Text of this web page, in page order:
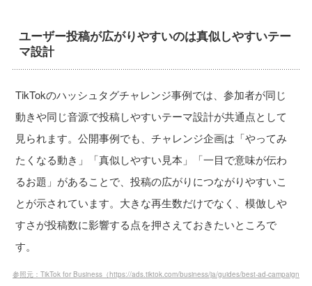
ユーザー投稿が広がりやすいのは真似しやすいテー
マ設計
TikTokのハッシュタグチャレンジ事例では、参加者が同じ
動きや同じ音源で投稿しやすいテーマ設計が共通点として
見られます。公開事例でも、チャレンジ企画は「やってみ
たくなる動き」「真似しやすい見本」「一目で意味が伝わ
るお題」があることで、投稿の広がりにつながりやすいこ
とが示されています。大きな再生数だけでなく、模倣しや
すさが投稿数に影響する点を押さえておきたいところで
す。
参照元：TikTok for Business（https://ads.tiktok.com/business/ja/guides/best-ad-campaign-